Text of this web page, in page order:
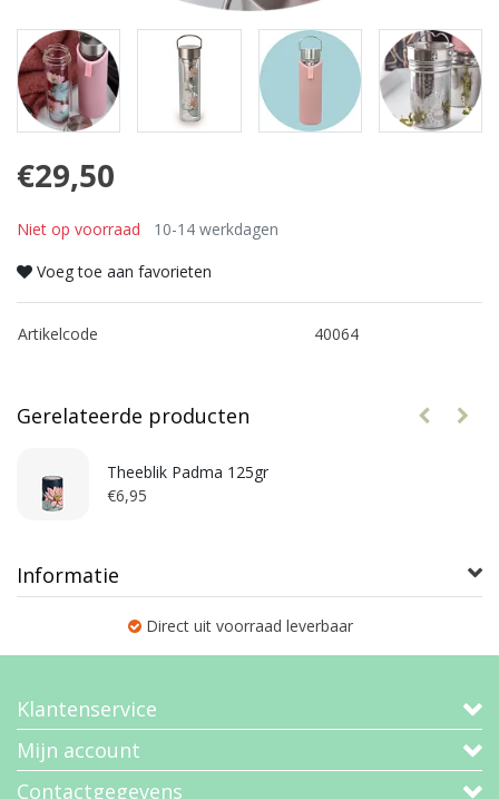
€29,50
Niet op voorraad
10-14 werkdagen
Voeg toe aan favorieten
Artikelcode 40064
Gerelateerde producten
Theeblik Padma 125gr
€6,95
Informatie
Direct uit voorraad leverbaar
Klantenservice
Mijn account
Contactgegevens